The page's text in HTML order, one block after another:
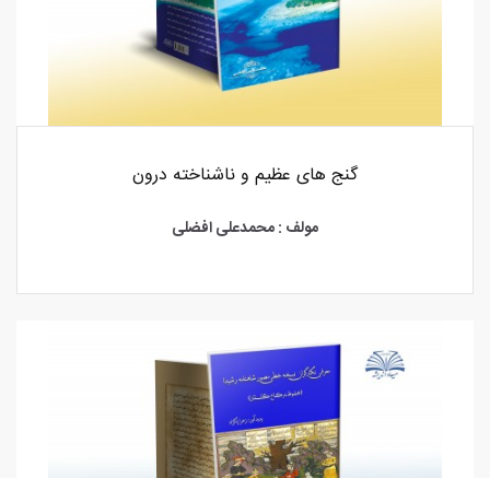
گنج های عظیم و ناشناخته درون
مولف : محمدعلی افضلی